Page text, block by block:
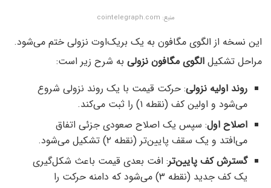
منبع: cointelegraph.com
این نسخه از الگوی مگافون به یک بریک‌اوت نزولی ختم می‌شود.
مراحل تشکیل الگوی مگافون نزولی به شرح زیر است:
روند اولیه نزولی: حرکت قیمت با یک روند نزولی شروع
می‌شود و اولین کف (نقطه ۱) را ثبت می‌کند.
اصلاح اول: سپس یک اصلاح صعودی جزئی اتفاق
می‌افتد و یک سقف پایین‌تر (نقطه ۲) تشکیل می‌شود.
گسترش کف پایین‌تر: افت بعدی قیمت باعث شکل‌گیری
یک کف جدید (نقطه ۳) می‌شود که دامنه حرکت را